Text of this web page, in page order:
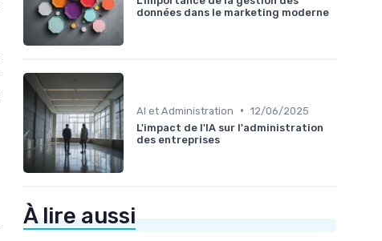
données dans le marketing moderne
AI et Administration • 12/06/2025
L'impact de l'IA sur l'administration
des entreprises
À lire aussi